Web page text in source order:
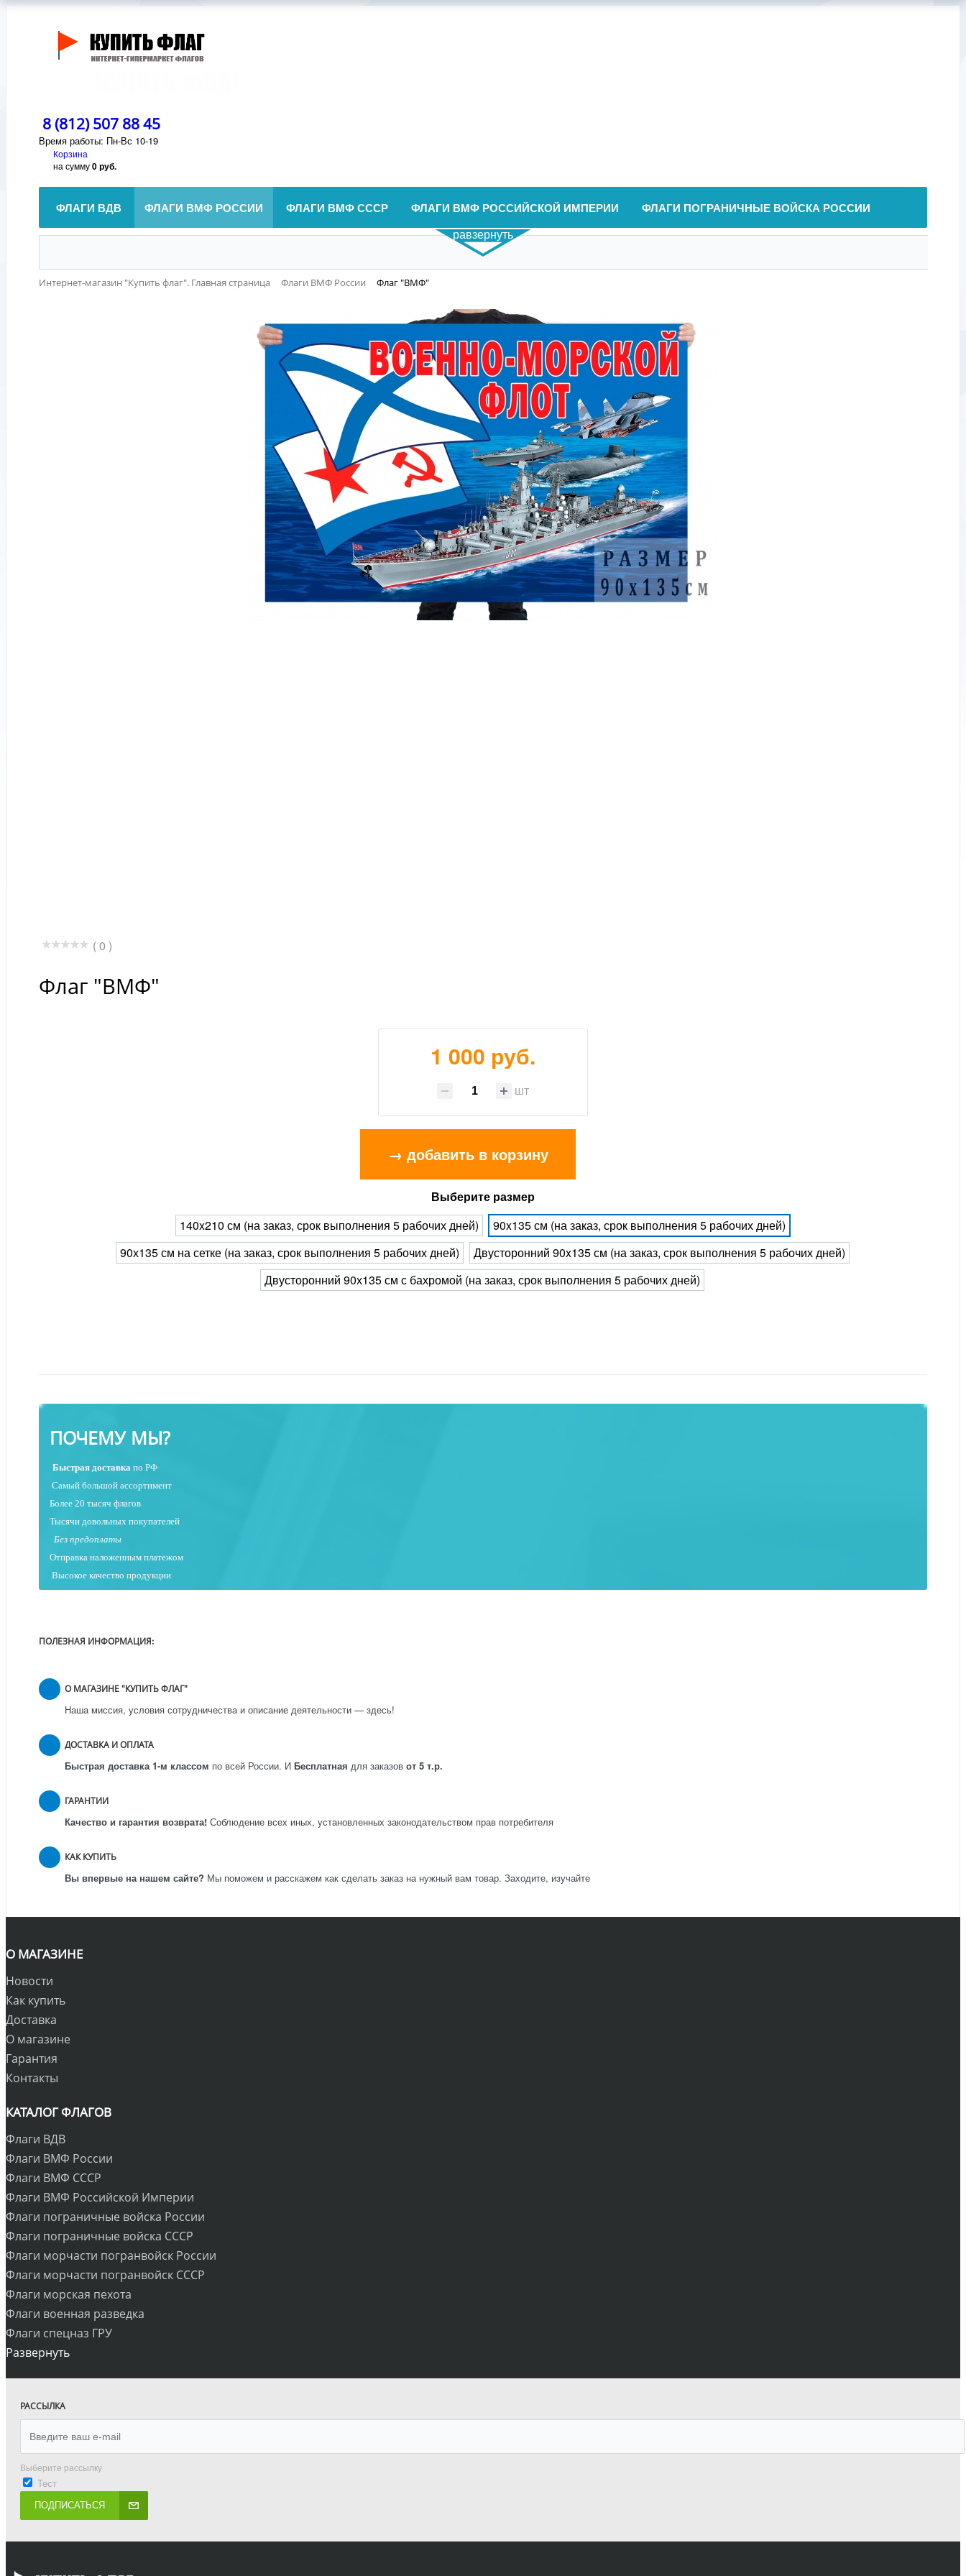
8 (812) 507 88 45
Время работы: Пн-Вс 10-19
Корзина
на сумму0 руб.
ФЛАГИ ВДВ ФЛАГИ ВМФ РОССИИ ФЛАГИ ВМФ СССР ФЛАГИ ВМФ РОССИЙСКОЙ ИМПЕРИИ ФЛАГИ ПОГРАНИЧНЫЕ ВОЙСКА РОССИИ
равзернуть
Интернет-магазин "Купить флаг". Главная страница Флаги ВМФ России Флаг "ВМФ"
( 0 )
Флаг "ВМФ"
1 000 руб.
шт
→ добавить в корзину
Выберите размер
140x210 см (на заказ, срок выполнения 5 рабочих дней)
90x135 см (на заказ, срок выполнения 5 рабочих дней)
90х135 см на сетке (на заказ, срок выполнения 5 рабочих дней)
Двусторонний 90x135 см (на заказ, срок выполнения 5 рабочих дней)
Двусторонний 90х135 см с бахромой (на заказ, срок выполнения 5 рабочих дней)
ПОЧЕМУ МЫ?
Быстрая доставка по РФ
Самый большой ассортимент
Более 20 тысяч флагов
Тысячи довольных покупателей
Без предоплаты
Отправка наложенным платежом
Высокое качество продукции
ПОЛЕЗНАЯ ИНФОРМАЦИЯ:
О МАГАЗИНЕ "КУПИТЬ ФЛАГ"
Наша миссия, условия сотрудничества и описание деятельности — здесь!
ДОСТАВКА И ОПЛАТА
Быстрая доставка 1-м классом по всей России. И Бесплатная для заказов от 5 т.р.
ГАРАНТИИ
Качество и гарантия возврата! Соблюдение всех иных, установленных законодательством прав потребителя
КАК КУПИТЬ
Вы впервые на нашем сайте? Мы поможем и расскажем как сделать заказ на нужный вам товар. Заходите, изучайте
О МАГАЗИНЕ
Новости
Как купить
Доставка
О магазине
Гарантия
Контакты
КАТАЛОГ ФЛАГОВ
Флаги ВДВ
Флаги ВМФ России
Флаги ВМФ СССР
Флаги ВМФ Российской Империи
Флаги пограничные войска России
Флаги пограничные войска СССР
Флаги морчасти погранвойск России
Флаги морчасти погранвойск СССР
Флаги морская пехота
Флаги военная разведка
Флаги спецназ ГРУ
Развернуть
РАССЫЛКА
Выберите рассылку
Тест
ПОДПИСАТЬСЯ